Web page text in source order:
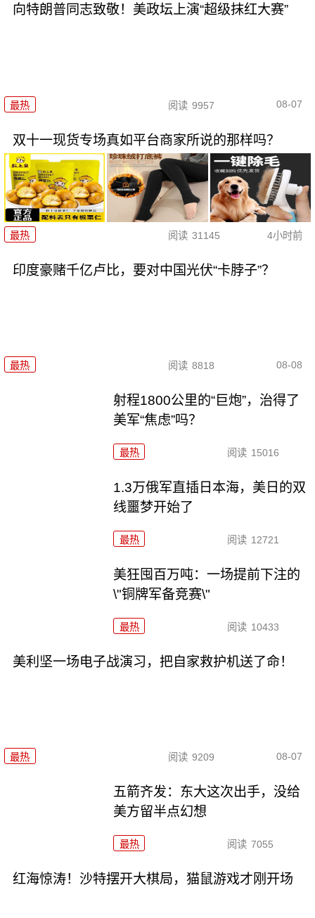
向特朗普同志致敬！美政坛上演“超级抹红大赛”
最热 阅读 9957 08-07
双十一现货专场真如平台商家所说的那样吗？
最热 阅读 31145 4小时前
印度豪赌千亿卢比，要对中国光伏“卡脖子”？
最热 阅读 8818 08-08
射程1800公里的“巨炮”，治得了
美军“焦虑”吗？
最热 阅读 15016
1.3万俄军直插日本海，美日的双
线噩梦开始了
最热 阅读 12721
美狂囤百万吨：一场提前下注的
\"铜牌军备竞赛\"
最热 阅读 10433
美利坚一场电子战演习，把自家救护机送了命！
最热 阅读 9209 08-07
五箭齐发：东大这次出手，没给
美方留半点幻想
最热 阅读 7055
红海惊涛！沙特摆开大棋局，猫鼠游戏才刚开场